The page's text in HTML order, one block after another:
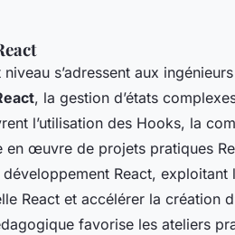
s’adressent aux
, la gestion d’états
l’utilisation des Hooks, la
en œuvre de projets pratiques
React, exploitant
React et accélérer la création
favorise les ateliers